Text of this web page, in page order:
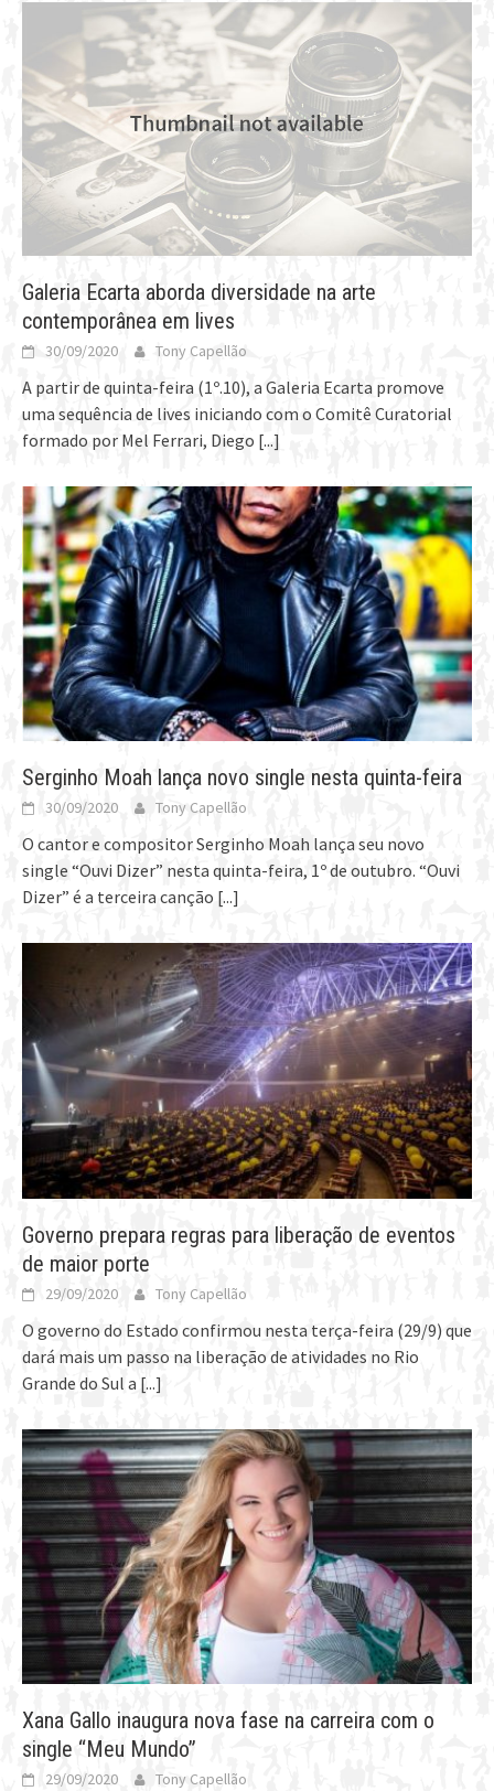
Galeria Ecarta aborda diversidade na arte
contemporânea em lives
30/09/2020 Tony Capellão
A partir de quinta-feira (1º.10), a Galeria Ecarta promove
uma sequência de lives iniciando com o Comitê Curatorial
formado por Mel Ferrari, Diego [...]
Serginho Moah lança novo single nesta quinta-feira
30/09/2020 Tony Capellão
O cantor e compositor Serginho Moah lança seu novo
single “Ouvi Dizer” nesta quinta-feira, 1º de outubro. “Ouvi
Dizer” é a terceira canção [...]
Governo prepara regras para liberação de eventos
de maior porte
29/09/2020 Tony Capellão
O governo do Estado confirmou nesta terça-feira (29/9) que
dará mais um passo na liberação de atividades no Rio
Grande do Sul a [...]
Xana Gallo inaugura nova fase na carreira com o
single “Meu Mundo”
29/09/2020 Tony Capellão